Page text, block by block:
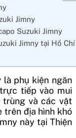
Jimny
Suzuki Jimny
Jimny tại Hồ Chí
là phụ kiện ngăn
tiếp vào mui
trùng và các vật
trên địa hình khó
này tại Thiện